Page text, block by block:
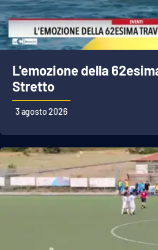
L'emozione della
Stretto
3 agosto 2026